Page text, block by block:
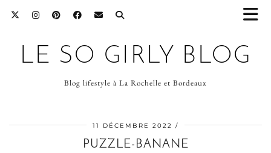
LE SO GIRLY BLOG
Blog lifestyle à La Rochelle et Bordeaux
11 DÉCEMBRE 2022
PUZZLE-BANANE